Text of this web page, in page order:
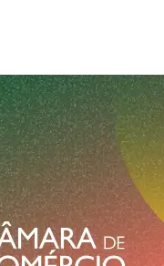
verloren